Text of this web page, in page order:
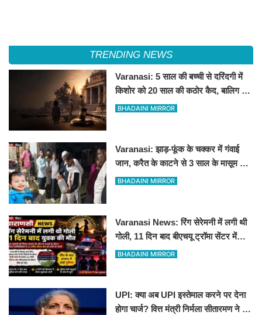
TRENDING NEWS
Varanasi: 5 साल की बच्ची से दरिंदगी में
किशोर को 20 साल की कठोर कैद, बालिग की
तरह चला मुकदमा
BHADAINI MIRROR
Varanasi: झाड़-फूंक के चक्कर में गंवाई
जान, करैत के काटने से 3 साल के मासूम की
मौत
BHADAINI MIRROR
Varanasi News: रिंग सेरेमनी में लगी थी
गोली, 11 दिन बाद बीएचयू ट्रॉमा सेंटर में
युवक की मौत
BHADAINI MIRROR
UPI: क्या अब UPI इस्तेमाल करने पर देना
होगा चार्ज? वित्त मंत्री निर्मला सीतारमण ने दी